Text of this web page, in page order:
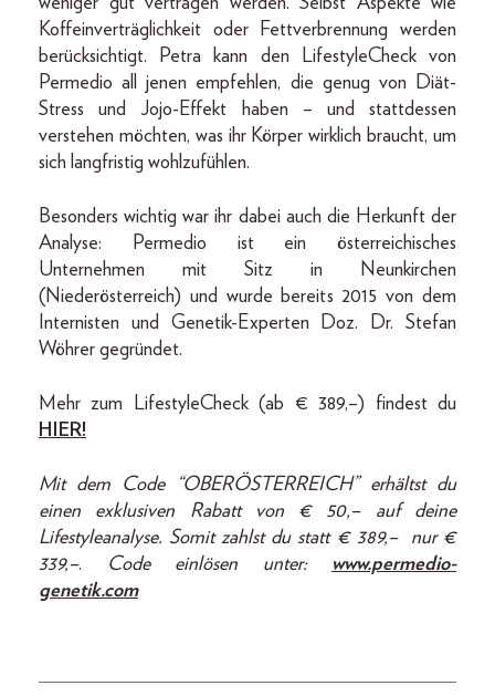
Koffeinverträglichkeit oder Fettverbrennung werden
berücksichtigt. Petra kann den LifestyleCheck von
Permedio all jenen empfehlen, die genug von Diät-
Stress und Jojo-Effekt haben – und stattdessen
verstehen möchten, was ihr Körper wirklich braucht, um
sich langfristig wohlzufühlen.
Besonders wichtig war ihr dabei auch die Herkunft der
Analyse: Permedio ist ein österreichisches
Unternehmen mit Sitz in Neunkirchen
(Niederösterreich) und wurde bereits 2015 von dem
Internisten und Genetik-Experten Doz. Dr. Stefan
Wöhrer gegründet.
Mehr zum LifestyleCheck (ab € 389,–) findest du
HIER!
Mit dem Code “OBERÖSTERREICH” erhältst du
einen exklusiven Rabatt von € 50,– auf deine
Lifestyleanalyse. Somit zahlst du statt € 389,– nur €
339,–. Code einlösen unter:
www.permedio-
genetik.com